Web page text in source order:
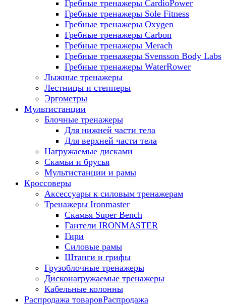
Гребные тренажеры CardioPower
Гребные тренажеры Sole Fitness
Гребные тренажеры Oxygen
Гребные тренажеры Carbon
Гребные тренажеры Merach
Гребные тренажеры Svensson Body Labs
Гребные тренажеры WaterRower
Лыжные тренажеры
Лестницы и степперы
Эргометры
Мультистанции
Блочные тренажеры
Для нижней части тела
Для верхней части тела
Нагружаемые дисками
Скамьи и брусья
Мультистанции и рамы
Кроссоверы
Аксессуары к силовым тренажерам
Тренажеры Ironmaster
Скамья Super Bench
Гантели IRONMASTER
Гири
Силовые рамы
Штанги и грифы
Грузоблочные тренажеры
Дисконагружаемые тренажеры
Кабельные колонны
Распродажа товаровРаспродажа